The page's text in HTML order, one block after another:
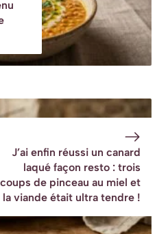
J’ai enfin réussi un canard
laqué façon resto : trois
coups de pinceau au miel et
la viande était ultra tendre !